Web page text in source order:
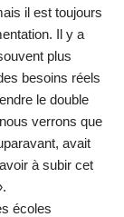
il est toujours
Il y a
plus
besoins réels
le double
verrons que
avait
à subir cet
écoles